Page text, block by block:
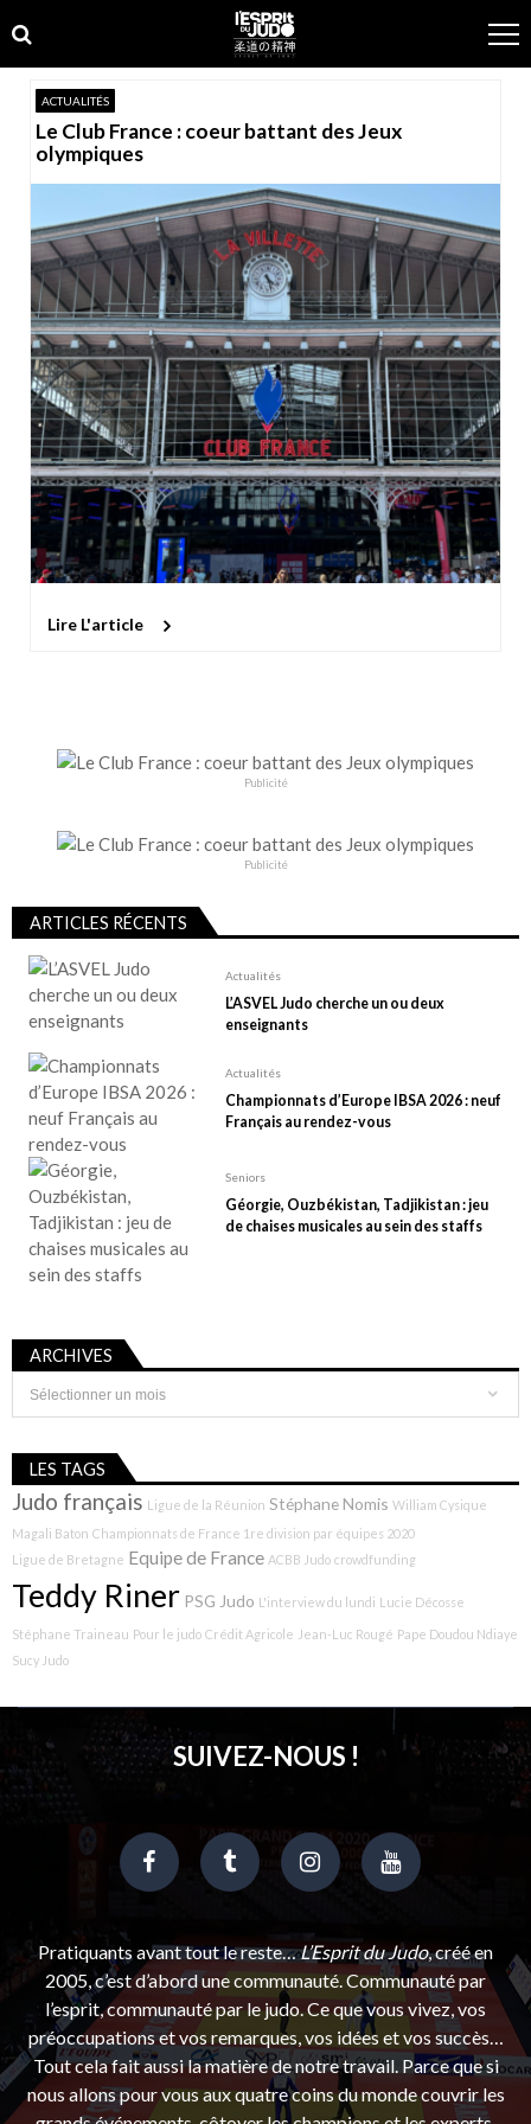
to
navigation
to
content
ACTUALITÉS
Le Club France : coeur battant des Jeux
olympiques
Lire L'article
Publicité
Publicité
ARTICLES RÉCENTS
Actualités
L’ASVEL Judo cherche un ou deux
enseignants
Actualités
Championnats d’Europe IBSA 2026 : neuf
Français au rendez-vous
Seniors
Géorgie, Ouzbékistan, Tadjikistan : jeu
de chaises musicales au sein des staffs
ARCHIVES
Archives
LES TAGS
Judo français Ligue de la Réunion Stéphane Nomis William Cysique
Magali Baton Championnats de France 1re division par équipes 2020
Ligue de Bretagne Equipe de France ACBB Judo crowdfunding
Teddy Riner PSG Judo L'interview du lundi Lucie Décosse
Stéphane Traineau Pour le judo Crédit Agricole Jean-Luc Rougé Pape Doudou Ndiaye
Sucy Judo
SUIVEZ-NOUS !
Pratiquants avant tout le reste…L’Esprit du Judo, créé en
2005, c’est d’abord une communauté. Communauté par
l’esprit, communauté par le judo. Ce que vous vivez, vos
préoccupations et vos remarques, vos idées et vos succès…
Tout cela fait aussi la matière de notre travail. Parce que si
nous allons pour vous aux quatre coins du monde couvrir les